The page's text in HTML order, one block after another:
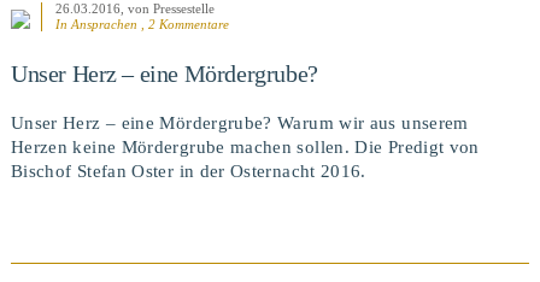
26.03.2016 , von Pressestelle
In Ansprachen , 2 Kommentare
Unser Herz – eine Mördergrube?
Unser Herz – eine Mördergrube? Warum wir aus unserem
Herzen keine Mördergrube machen sollen. Die Predigt von
Bischof Stefan Oster in der Osternacht 2016.